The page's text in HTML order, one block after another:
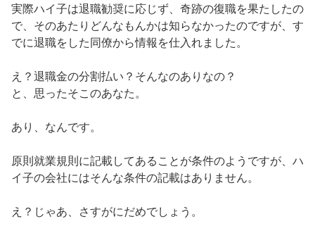
実際ハイ子は退職勧奨に応じず、奇跡の復職を果たしたの
で、そのあたりどんなもんかは知らなかったのですが、す
でに退職をした同僚から情報を仕入れました。
え？退職金の分割払い？そんなのありなの？
と、思ったそこのあなた。
あり、なんです。
原則就業規則に記載してあることが条件のようですが、ハ
イ子の会社にはそんな条件の記載はありません。
え？じゃあ、さすがにだめでしょう。